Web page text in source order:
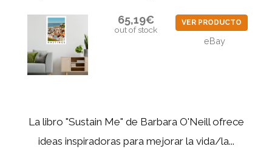
65,19€
out of stock
VER PRODUCTO
eBay
La libro "Sustain Me" de Barbara O'Neill ofrece
ideas inspiradoras para mejorar la vida/la...